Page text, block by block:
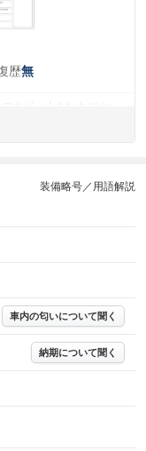
歴無
時は必ず現車をご確認
につきましては、形式
の鑑定結果となりま
下さい。
装備略号／用語解説
車内の匂いについて聞く
納期について聞く